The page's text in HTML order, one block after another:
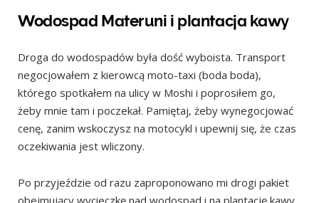
Wodospad Materuni i plantacja kawy
Droga do wodospadów była dość wyboista. Transport
negocjowałem z kierowcą moto-taxi (boda boda),
którego spotkałem na ulicy w Moshi i poprosiłem go,
żeby mnie tam i poczekał. Pamiętaj, żeby wynegocjować
cenę, zanim wskoczysz na motocykl i upewnij się, że czas
oczekiwania jest wliczony.
Po przyjeździe od razu zaproponowano mi drogi pakiet